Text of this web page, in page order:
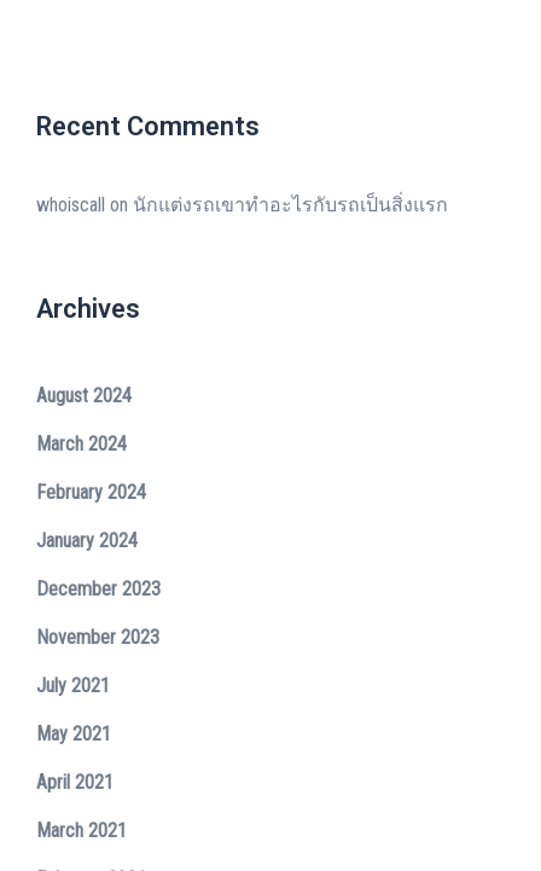
Recent Comments
whoiscall on นักแต่งรถเขาทำอะไรกับรถเป็นสิ่งแรก
Archives
August 2024
March 2024
February 2024
January 2024
December 2023
November 2023
July 2021
May 2021
April 2021
March 2021